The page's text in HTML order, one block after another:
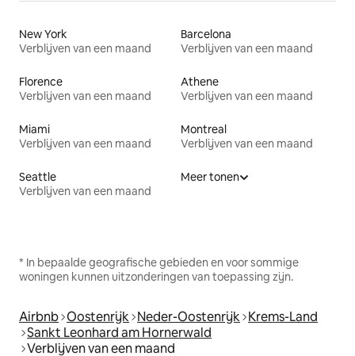
New York
Verblijven van een maand
Barcelona
Verblijven van een maand
Florence
Verblijven van een maand
Athene
Verblijven van een maand
Miami
Verblijven van een maand
Montreal
Verblijven van een maand
Seattle
Verblijven van een maand
Meer tonen
* In bepaalde geografische gebieden en voor sommige
woningen kunnen uitzonderingen van toepassing zijn.
Airbnb Oostenrijk Neder-Oostenrijk Krems-Land
Sankt Leonhard am Hornerwald
Verblijven van een maand